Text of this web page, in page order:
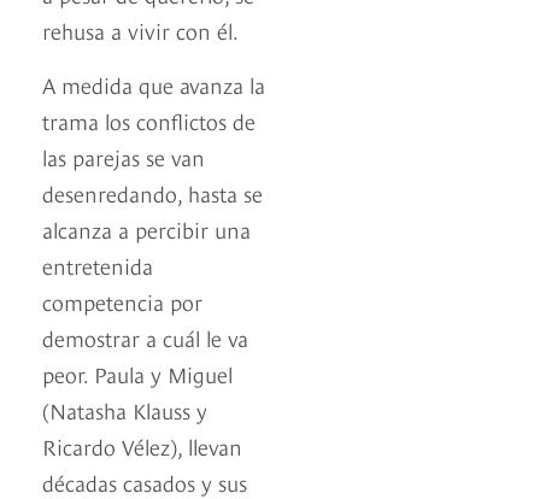
rehusa a vivir con él.
A medida que avanza la
trama los conflictos de
las parejas se van
desenredando, hasta se
alcanza a percibir una
entretenida
competencia por
demostrar a cuál le va
peor. Paula y Miguel
(Natasha Klauss y
Ricardo Vélez), llevan
décadas casados y sus